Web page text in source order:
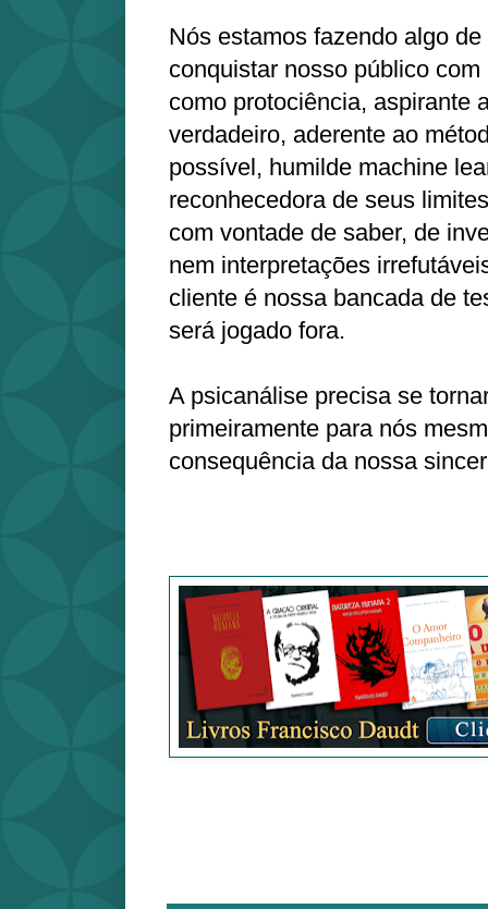
Nós estamos fazendo algo
conquistar nosso público
como protociência, aspirante
verdadeiro, aderente ao
possível, humilde machine
reconhecedora de seus
com vontade de saber, de
nem interpretações
cliente é nossa bancada de
será jogado fora.
A psicanálise precisa se
primeiramente para nós
consequência da nossa